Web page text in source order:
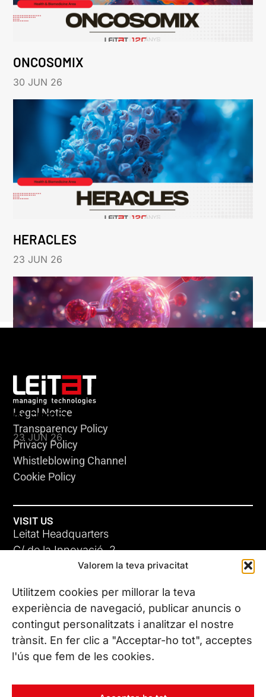
Valorem la teva privacitat
Utilitzem cookies per millorar la teva
experiència de navegació, publicar anuncis o
contingut personalitzats i analitzar el nostre
trànsit. En fer clic a "Acceptar-ho tot", acceptes
l'ús que fem de les cookies.
ONCOSOMIX
30 JUN 26
HERACLES
23 JUN 26
KLEBSIELLA
23 JUN 26
ADC-CRC
17 JUN 26
Legal Notice
Transparency Policy
Privacy Policy
Whistleblowing Channel
Cookie Policy
VISIT US
Leitat Headquarters
C/ de la Innovació, 2
08225 Terrassa, (Barcelona)
All our offices
CONTACT US
Phone. (+34) 937 882 300